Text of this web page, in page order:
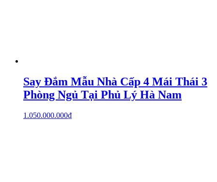
Say Đắm Mẫu Nhà Cấp 4 Mái Thái 3
Phòng Ngủ Tại Phủ Lý Hà Nam
1.050.000.000₫